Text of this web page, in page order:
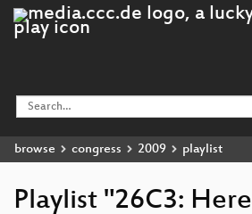
browse congress 2009 playlist
Playlist "26C3: Here